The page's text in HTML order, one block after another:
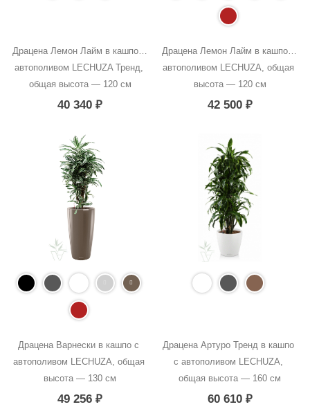
Драцена Лемон Лайм в кашпо с
автополивом LECHUZA Тренд,
общая высота — 120 см
40 340₽
Драцена Лемон Лайм в кашпо с
автополивом LECHUZA, общая
высота — 120 см
42 500 ₽
Драцена Варнески в кашпо с
автополивом LECHUZA, общая
высота — 130 см
49 256₽
Драцена Артуро Тренд в кашпо
с автополивом LECHUZA,
общая высота — 160 см
60 610 ₽